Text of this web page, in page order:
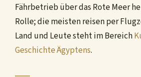
Fährbetrieb über das Rote Meer
Rolle; die meisten reisen per
Land und Leute steht im Bereich
Geschichte Ägyptens.